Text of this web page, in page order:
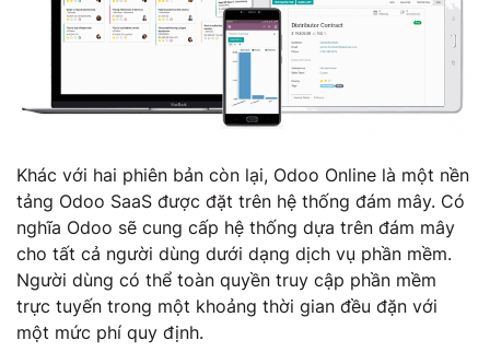
Khác với hai phiên bản còn lại, Odoo Online là một nền
tảng Odoo SaaS được đặt trên hệ thống đám mây. Có
nghĩa Odoo sẽ cung cấp hệ thống dựa trên đám mây
cho tất cả người dùng dưới dạng dịch vụ phần mềm.
Người dùng có thể toàn quyền truy cập phần mềm
trực tuyến trong một khoảng thời gian đều đặn với
một mức phí quy định.